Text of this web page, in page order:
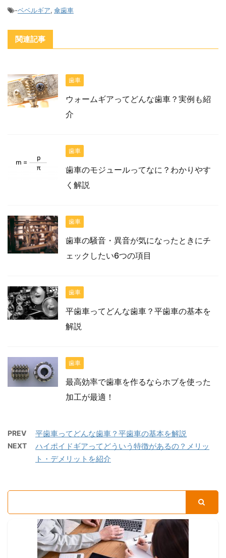
-ベベルギア, 傘歯車
関連記事
歯車
ウォームギアってどんな歯車？実例も紹
介
歯車
歯車のモジュールってなに？わかりやす
く解説
歯車
歯車の騒音・異音が気になったときにチ
ェックしたい6つの項目
歯車
平歯車ってどんな歯車？平歯車の基本を
解説
歯車
最高効率で歯車を作るならホブを使った
加工が最適！
PREV 平歯車ってどんな歯車？平歯車の基本を解説
NEXT
ハイポイドギアってどういう特徴があるの？メリッ
ト・デメリットを紹介